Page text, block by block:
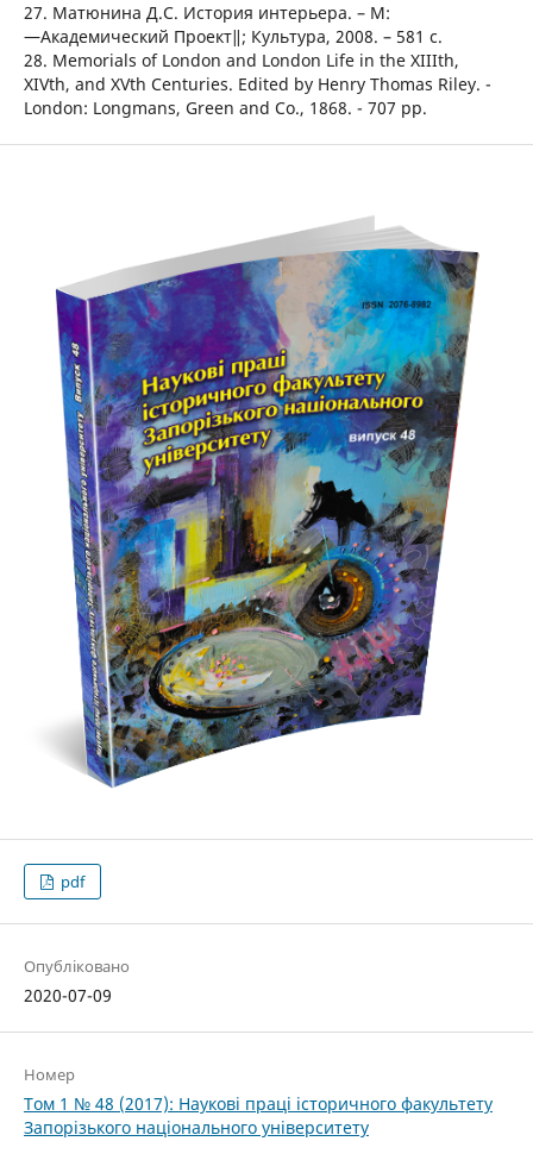
27. Матюнина Д.С. История интерьера. – М:
―Академический Проект‖; Культура, 2008. – 581 с.
28. Memorials of London and London Life in the XIIIth,
XIVth, and XVth Centuries. Edited by Henry Thomas Riley. -
London: Longmans, Green and Co., 1868. - 707 pp.
pdf
Опубліковано
2020-07-09
Номер
Том 1 № 48 (2017): Наукові праці історичного факультету
Запорізького національного університету